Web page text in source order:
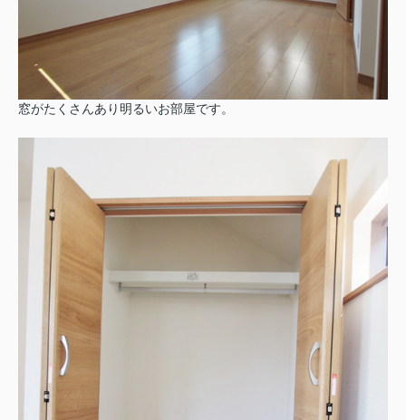
窓がたくさんあり明るいお部屋です。